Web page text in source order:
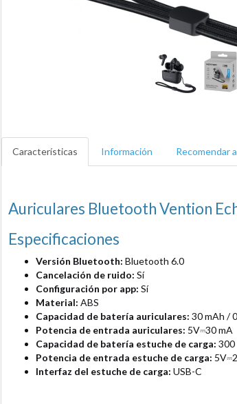
Características Información Recomendar
Auriculares Bluetooth Vention
Especificaciones
Versión Bluetooth: Bluetooth 6.0
Cancelación de ruido: Sí
Configuración por app: Sí
Material: ABS
Capacidad de batería auriculares: 30 mAh /
Potencia de entrada auriculares: 5V⎓30 mA
Capacidad de batería estuche de carga: 300
Potencia de entrada estuche de carga:
Interfaz del estuche de carga: USB-C